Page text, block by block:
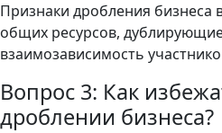
Признаки дробления бизнеса
общих ресурсов,
взаимозависимость
Вопрос 3: Как
дроблении бизнеса?